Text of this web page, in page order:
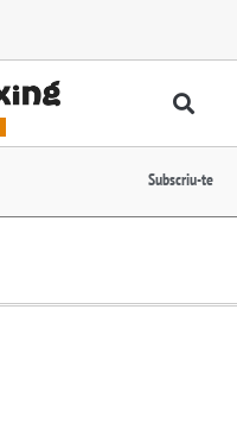
Subscriu-te